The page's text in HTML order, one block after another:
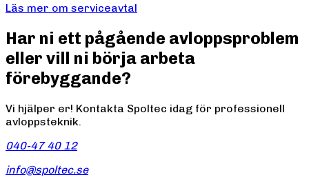
Läs mer om serviceavtal
Har ni ett pågående avloppsproblem
eller vill ni börja arbeta
förebyggande?
Vi hjälper er! Kontakta Spoltec idag för professionell
avloppsteknik.
040-47 40 12
info@spoltec.se